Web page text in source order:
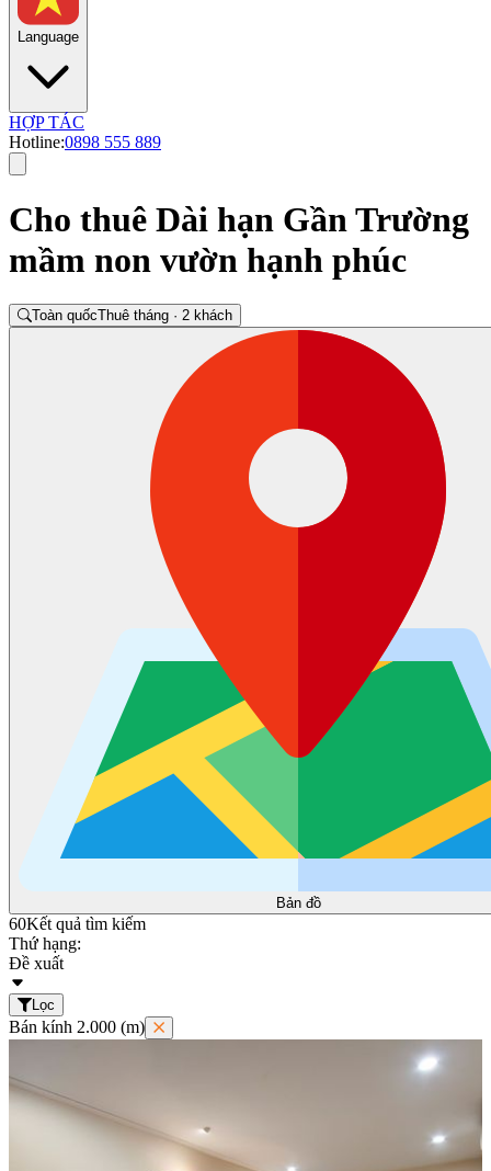
Language
HỢP TÁC
Hotline:0898 555 889
Cho thuê Dài hạn Gần Trường
mầm non vườn hạnh phúc
Toàn quốcThuê tháng · 2 khách
Bản đồ
60Kết quả tìm kiếm
Thứ hạng:
Đề xuất
Lọc
Bán kính 2.000 (m)